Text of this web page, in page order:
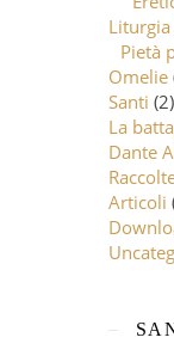
Liturgia
Pietà
Omelie
Santi (2)
La
Dante
Articoli